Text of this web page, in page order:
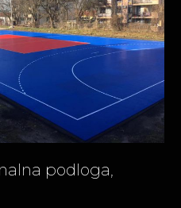
podloga,